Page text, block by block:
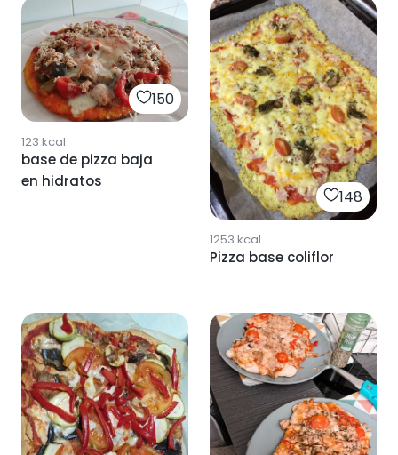
150
123 kcal
base de pizza baja
en hidratos
148
1253 kcal
Pizza base coliflor